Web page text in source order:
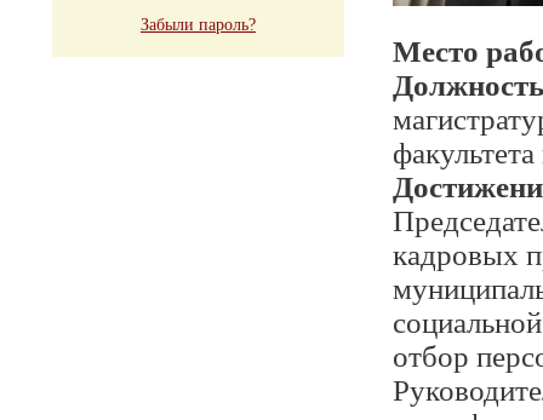
Забыли пароль?
Место
кадровых
отбор